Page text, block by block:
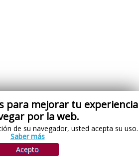
para mejorar tu experiencia
por la web.
de su navegador, usted acepta su uso.
Saber más
Acepto